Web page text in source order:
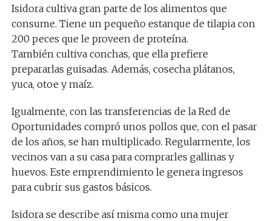
Isidora cultiva gran parte de los alimentos que
consume. Tiene un pequeño estanque de tilapia con
200 peces que le proveen de proteína.
También cultiva conchas, que ella prefiere
prepararlas guisadas. Además, cosecha plátanos,
yuca, otoe y maíz.
Igualmente, con las transferencias de la Red de
Oportunidades compró unos pollos que, con el pasar
de los años, se han multiplicado. Regularmente, los
vecinos van a su casa para comprarles gallinas y
huevos. Este emprendimiento le genera ingresos
para cubrir sus gastos básicos.
Isidora se describe así misma como una mujer